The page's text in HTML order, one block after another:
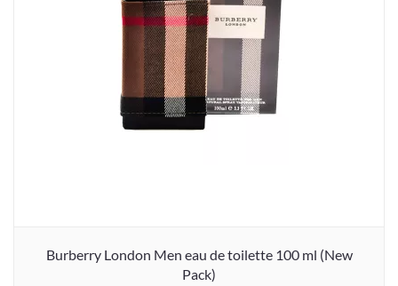
Burberry London Men eau de toilette 100 ml (New
Pack)